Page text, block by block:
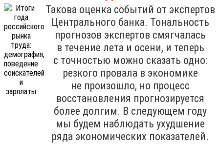
Такова оценка событий от экспертов
Центрального банка. Тональность
прогнозов экспертов смягчалась
в течение лета и осени, и теперь
с точностью можно сказать одно:
резкого провала в экономике
не произошло, но процесс
восстановления прогнозируется
более долгим. В следующем году
мы будем наблюдать ухудшение
ряда экономических показателей.